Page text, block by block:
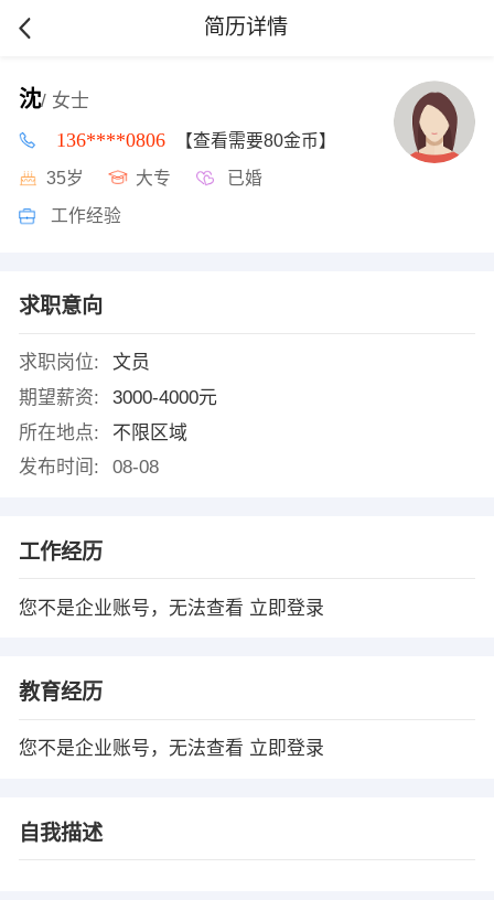
简历详情
沈/ 女士
136****0806 【查看需要80金币】
35岁 大专 已婚
工作经验
求职意向
求职岗位:
文员
期望薪资:
3000-4000元
所在地点:
不限区域
发布时间:
08-08
工作经历
您不是企业账号，无法查看 立即登录
教育经历
您不是企业账号，无法查看 立即登录
自我描述